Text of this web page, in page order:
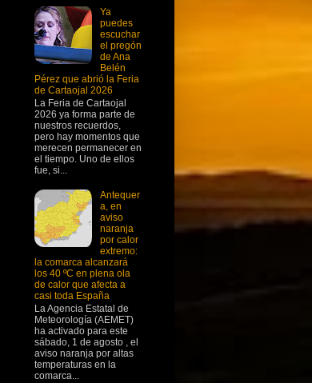
Ya
puedes
escuchar
el pregón
de Ana
Belén
Pérez que abrió la Feria
de Cartaojal 2026
La Feria de Cartaojal
2026 ya forma parte de
nuestros recuerdos,
pero hay momentos que
merecen permanecer en
el tiempo. Uno de ellos
fue, si...
Antequer
a, en
aviso
naranja
por calor
extremo:
la comarca alcanzará
los 40 ºC en plena ola
de calor que afecta a
casi toda España
La Agencia Estatal de
Meteorología (AEMET)
ha activado para este
sábado, 1 de agosto , el
aviso naranja por altas
temperaturas en la
comarca...